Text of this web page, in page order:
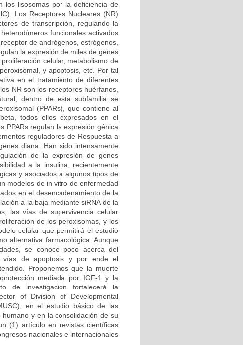
los lisosomas por la deficiencia de
Los Receptores Nucleares (NR)
de transcripción, regulando la
funcionales activados
de andrógenos, estrógenos,
la expresión de miles de genes
celular, metabolismo de
y apoptosis, etc. Por tal
en el tratamiento de diferentes
NR son los receptores huérfanos,
dentro de esta subfamilia se
(PPARs), que contiene al
todos ellos expresados en el
PPARs regulan la expresión génica
reguladores de Respuesta a
diana. Han sido intensamente
de la expresión de genes
a la insulina, recientemente
y asociados a algunos tipos de
modelos de in vitro de enfermedad
en el desencadenamiento de la
a la baja mediante siRNA de la
las vías de supervivencia celular
de los peroxisomas, y los
celular que permitirá el estudio
alternativa farmacológica. Aunque
se conoce poco acerca del
vías de apoptosis y por ende el
Proponemos que la muerte
mediada por IGF-1 y la
de investigación fortalecerá la
of Division of Developmental
en el estudio básico de las
y en la consolidación de su
(1) artículo en revistas científicas
nacionales e internacionales